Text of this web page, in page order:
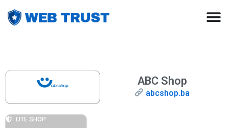
ABC Shop
abcshop.ba
LITE SHOP